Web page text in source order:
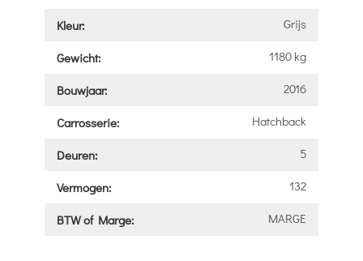
Kleur: Grijs
Gewicht: 1180 kg
Bouwjaar: 2016
Carrosserie: Hatchback
Deuren: 5
Vermogen: 132
BTW of Marge: MARGE